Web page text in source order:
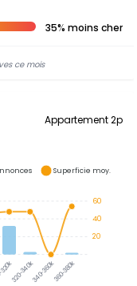
35% moins cher
ce mois
Appartement 2p
320-340k340-360k360-380k
60
40
20
Superficie moy.